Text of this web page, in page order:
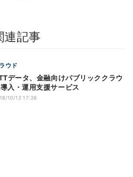
連記事
ウド
データ、金融向けパブリッククラウ
導入・運用支援サービス
10/12 17:26